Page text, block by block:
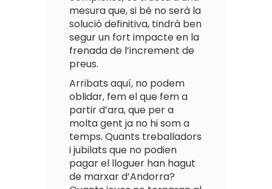
mesura que, si bé no serà la
solució definitiva, tindrà ben
segur un fort impacte en la
frenada de l’increment de
preus.
Arribats aquí, no podem
oblidar, fem el que fem a
partir d’ara, que per a
molta gent ja no hi som a
temps. Quants treballadors
i jubilats que no podien
pagar el lloguer han hagut
de marxar d’Andorra?